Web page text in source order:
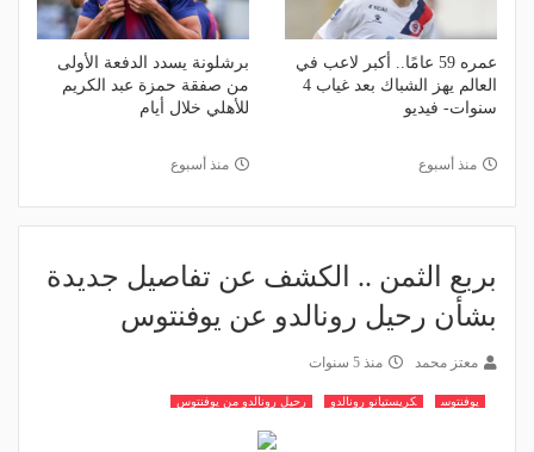
عمره 59 عامًا.. أكبر لاعب في
العالم يهز الشباك بعد غياب 4
سنوات- فيديو
منذ أسبوع
برشلونة يسدد الدفعة الأولى
من صفقة حمزة عبد الكريم
للأهلي خلال أيام
منذ أسبوع
بربع الثمن .. الكشف عن تفاصيل جديدة
بشأن رحيل رونالدو عن يوفنتوس
معتز محمد منذ 5 سنوات
يوفنتوس كريستيانو رونالدو رحيل رونالدو من يوفنتوس